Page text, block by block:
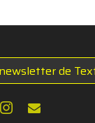
de